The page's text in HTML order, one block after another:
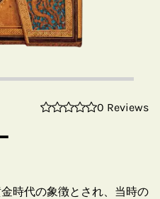
0 Reviews
時代の象徴とされ、当時の